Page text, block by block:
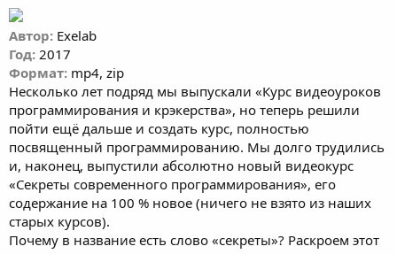
Автор: Exelab
Год: 2017
Формат: mp4, zip
Несколько лет подряд мы выпускали «Курс видеоуроков
программирования и крэкерства», но теперь решили
пойти ещё дальше и создать курс, полностью
посвященный программированию. Мы долго трудились
и, наконец, выпустили абсолютно новый видеокурс
«Секреты современного программирования», его
содержание на 100 % новое (ничего не взято из наших
старых курсов).
Почему в название есть слово «секреты»? Раскроем этот